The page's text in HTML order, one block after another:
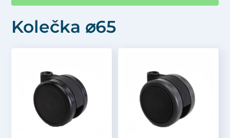
Kolečka ⌀65